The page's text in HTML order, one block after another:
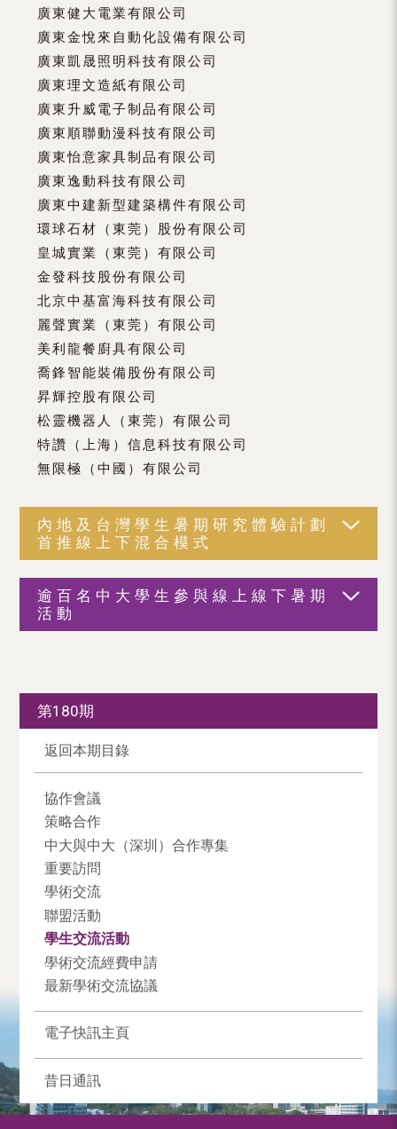
廣東健大電業有限公司
廣東金悅來自動化設備有限公司
廣東凱晟照明科技有限公司
廣東理文造紙有限公司
廣東升威電子制品有限公司
廣東順聯動漫科技有限公司
廣東怡意家具制品有限公司
廣東逸動科技有限公司
廣東中建新型建築構件有限公司
環球石材（東莞）股份有限公司
皇城實業（東莞）有限公司
金發科技股份有限公司
北京中基富海科技有限公司
麗聲實業（東莞）有限公司
美利龍餐廚具有限公司
喬鋒智能裝備股份有限公司
昇輝控股有限公司
松靈機器人（東莞）有限公司
特讚（上海）信息科技有限公司
無限極（中國）有限公司
內地及台灣學生暑期研究體驗計劃
首推線上下混合模式
逾百名中大學生參與線上線下暑期
活動
第180期
返回本期目錄
協作會議
策略合作
中大與中大（深圳）合作專集
重要訪問
學術交流
聯盟活動
學生交流活動
學術交流經費申請
最新學術交流協議
電子快訊主頁
昔日通訊